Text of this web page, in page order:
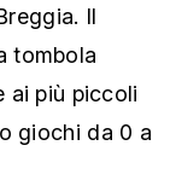
Il
tombola
ai più piccoli
giochi da 0 a